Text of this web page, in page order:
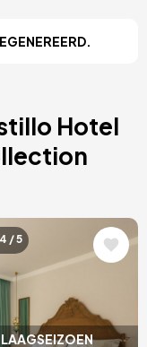
Hotel
LAAGSEIZOEN
/ 5